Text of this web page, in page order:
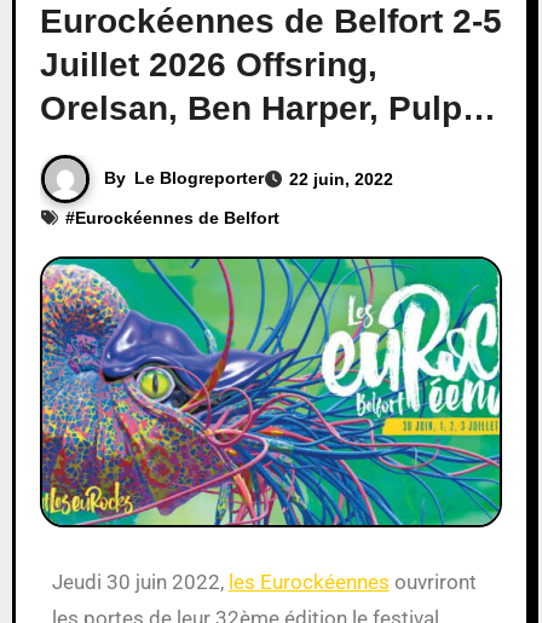
Eurockéennes de Belfort 2-5
Juillet 2026 Offsring,
Orelsan, Ben Harper, Pulp…
By Le Blogreporter
22 juin, 2022
#Eurockéennes de Belfort
Jeudi 30 juin 2022, les Eurockéennes ouvriront
les portes de leur 32ème édition le festival